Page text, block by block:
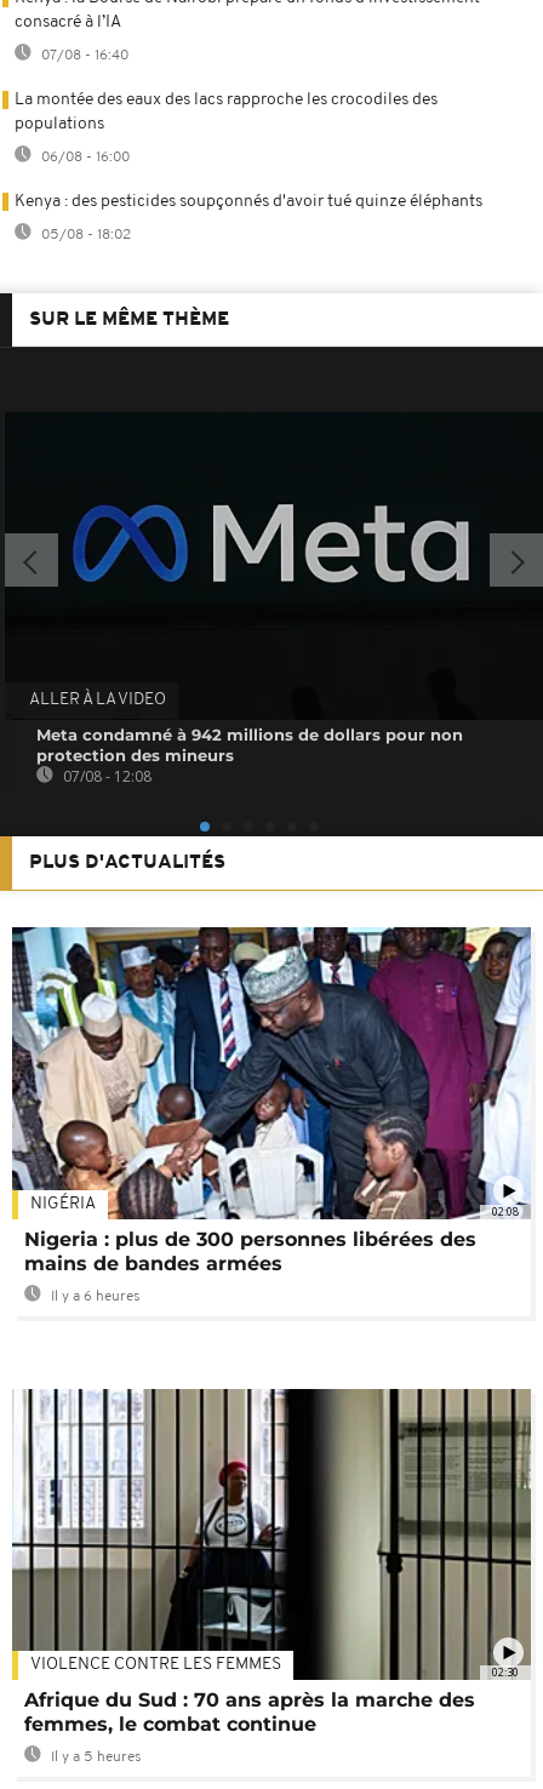
consacré à l’IA
07/08 - 16:40
La montée des eaux des lacs rapproche les crocodiles des
populations
06/08 - 16:00
Kenya : des pesticides soupçonnés d'avoir tué quinze éléphants
05/08 - 18:02
SUR LE MÊME THÈME
ALLER À LA VIDEO
Meta condamné à 942 millions de dollars pour non
protection des mineurs
07/08 - 12:08
PLUS D'ACTUALITÉS
02:08
NIGÉRIA
Nigeria : plus de 300 personnes libérées des
mains de bandes armées
Il y a 6 heures
02:30
VIOLENCE CONTRE LES FEMMES
Afrique du Sud : 70 ans après la marche des
femmes, le combat continue
Il y a 5 heures